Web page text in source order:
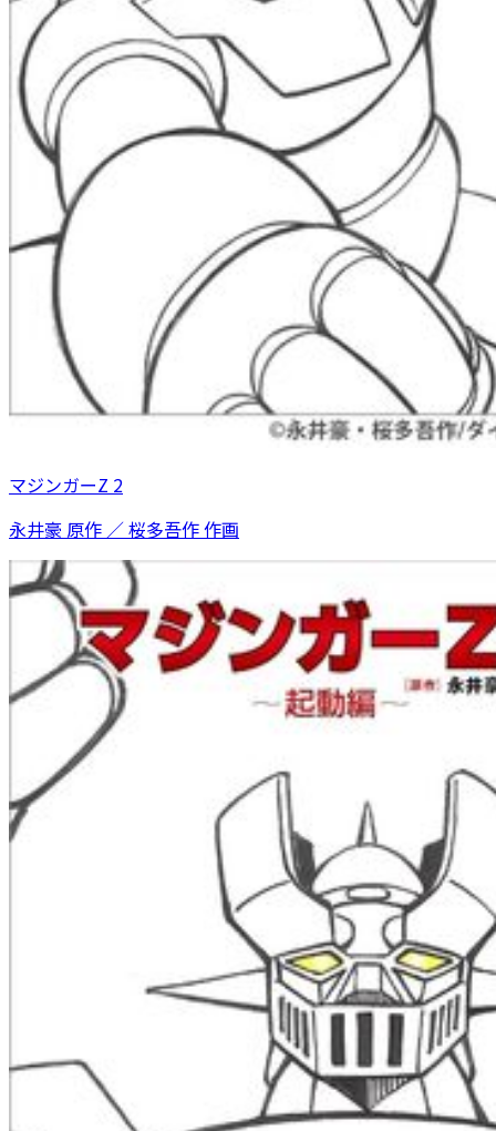
マジンガーZ 2
永井豪 原作 ／ 桜多吾作 作画